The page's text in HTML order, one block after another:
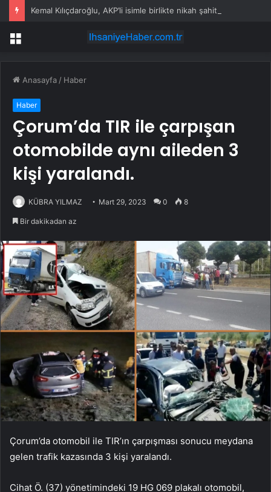
Kemal Kılıçdaroğlu, AKP’li isimle birlikte nikah şahitliği yaptı
Menü
Anasayfa / Haber
Haber
Çorum’da TIR ile çarpışan
otomobilde aynı aileden 3
kişi yaralandı.
KÜBRA YILMAZ Mart 29, 2023 0 8
Bir dakikadan az
Çorum’da otomobil ile TIR’ın çarpışması sonucu meydana
gelen trafik kazasında 3 kişi yaralandı.
Cihat Ö. (37) yönetimindeki 19 HG 069 plakalı otomobil,